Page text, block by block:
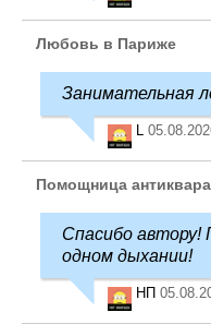
Любовь в Париже
Занимательная
Помощница антиквара
Спасибо автору!
одном дыхании!
НП